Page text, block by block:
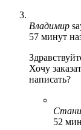
Владимир
57 минут
Хочу
написать?
52